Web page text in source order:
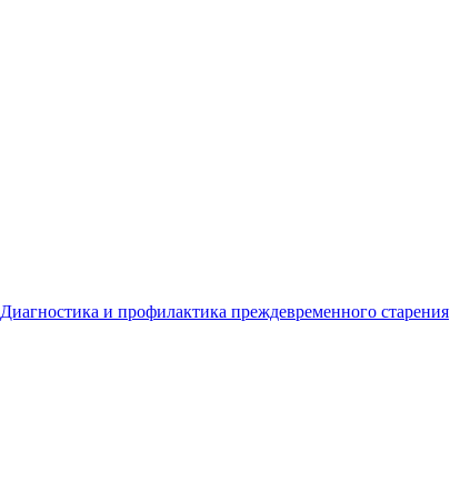
Диагностика и профилактика преждевременного старения